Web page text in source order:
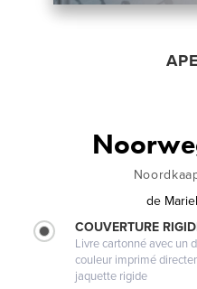
de
COUVERTURE
Livre cartonné avec un
couleur imprimé
jaquette rigide